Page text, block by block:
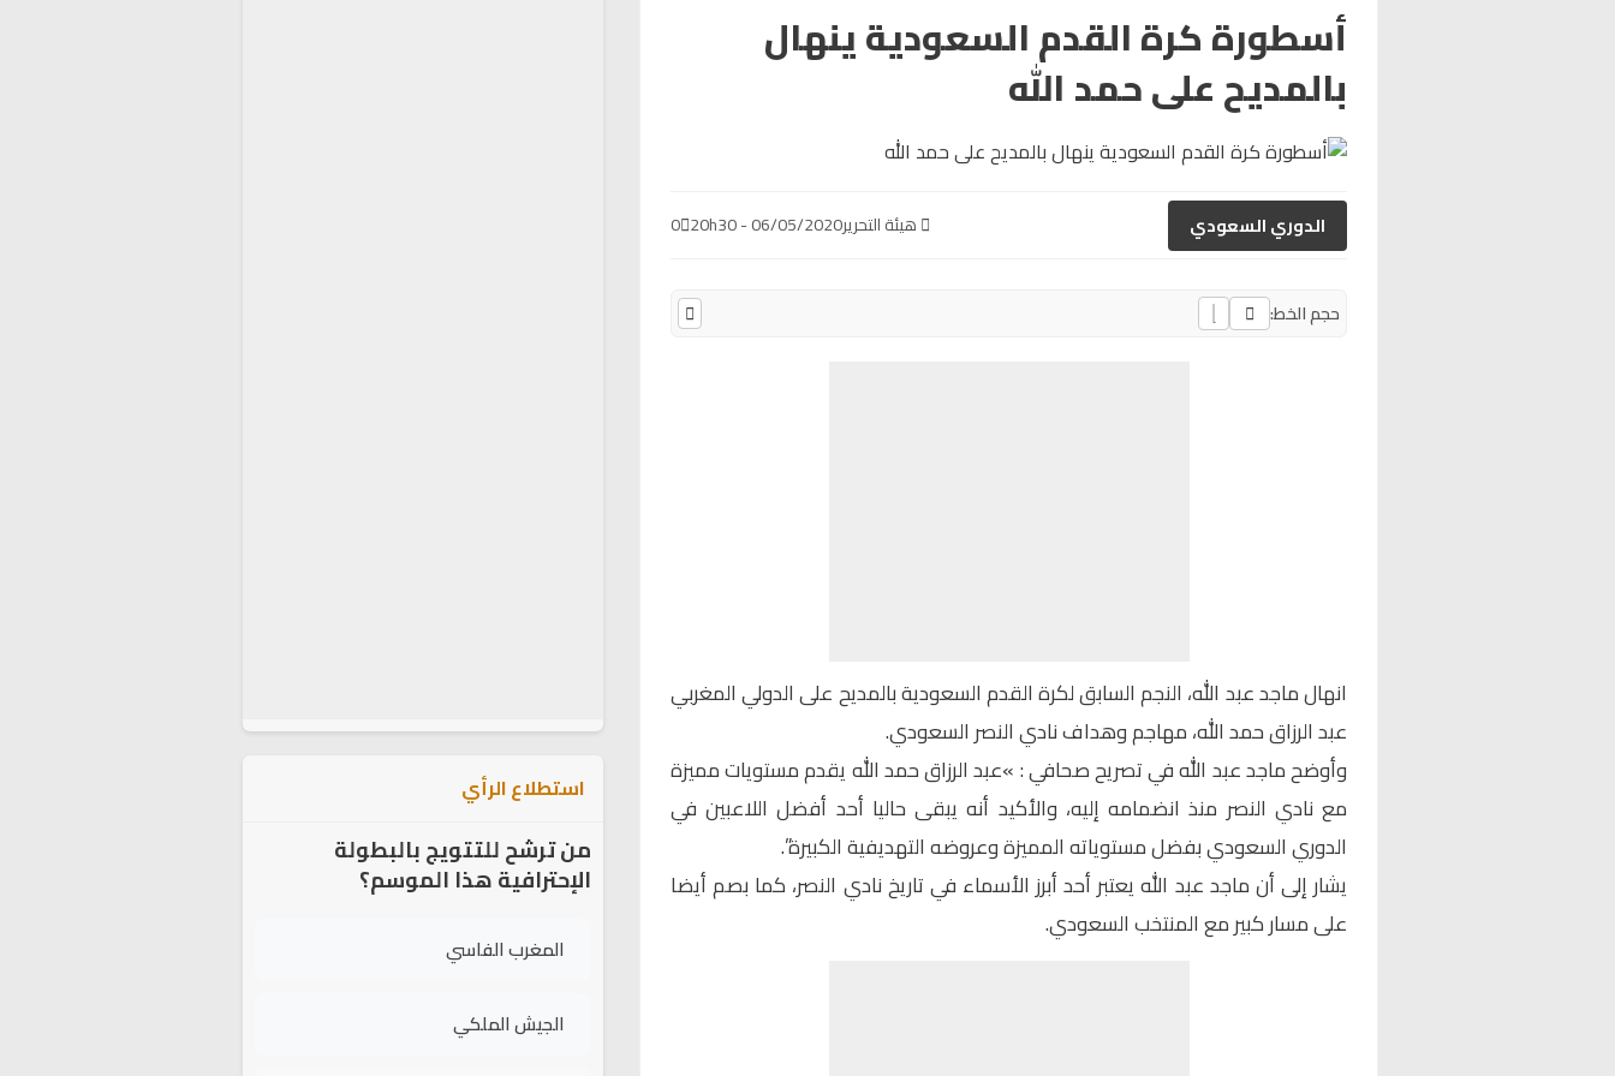
أسطورة كرة القدم السعودية ينهال
بالمديح على حمد الله
الدوري السعودي هيئة التحرير06/05/2020 - 20h30
0
حجم الخط:
انهال ماجد عبد الله، النجم السابق لكرة القدم السعودية بالمديح على الدولي المغربي
عبد الرزاق حمد الله، مهاجم وهداف نادي النصر السعودي.
وأوضح ماجد عبد الله في تصريح صحافي : »عبد الرزاق حمد الله يقدم مستويات مميزة
مع نادي النصر منذ انضمامه إليه، والأكيد أنه يبقى حاليا أحد أفضل اللاعبين في
الدوري السعودي بفضل مستوياته المميزة وعروضه التهديفية الكبيرة”.
يشار إلى أن ماجد عبد الله يعتبر أحد أبرز الأسماء في تاريخ نادي النصر، كما بصم أيضا
على مسار كبير مع المنتخب السعودي.
استطلاع الرأي
من ترشح للتتويج بالبطولة
الإحترافية هذا الموسم؟
المغرب الفاسي
الجيش الملكي